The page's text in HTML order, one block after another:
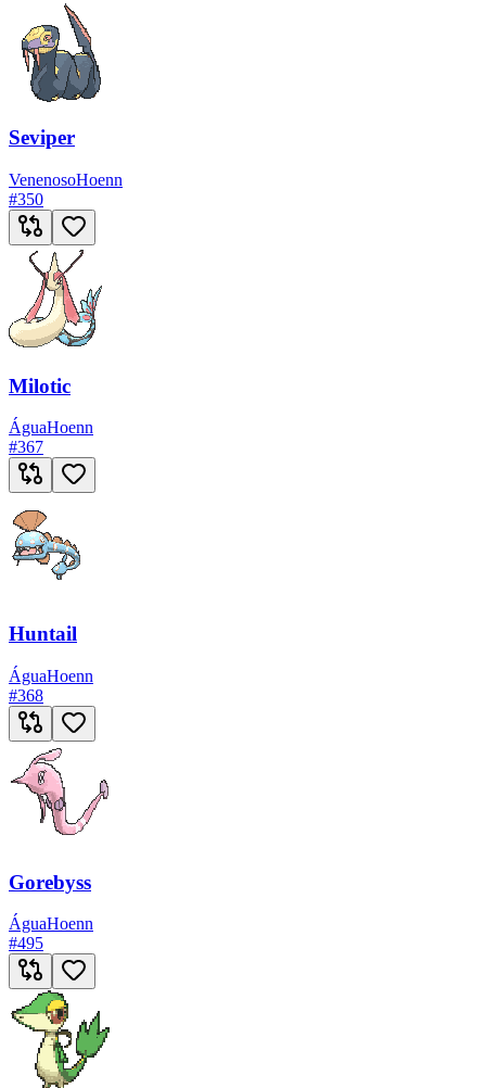
Seviper
VenenosoHoenn
#350
Milotic
ÁguaHoenn
#367
Huntail
ÁguaHoenn
#368
Gorebyss
ÁguaHoenn
#495